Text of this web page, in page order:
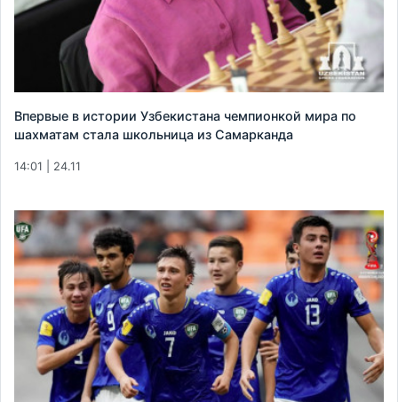
Впервые в истории Узбекистана чемпионкой мира по
шахматам стала школьница из Самарканда
14:01 | 24.11